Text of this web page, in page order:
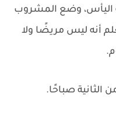
اليأس، وضع المشروب
أنه ليس مريضًا ولا
الثانية صباحًا.